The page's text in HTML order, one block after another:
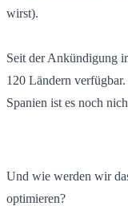
wirst).
Seit der Ankündigung
120 Ländern
Spanien ist es noch
Und wie werden wir
optimieren?